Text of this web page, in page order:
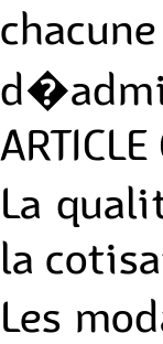
La
la
Les